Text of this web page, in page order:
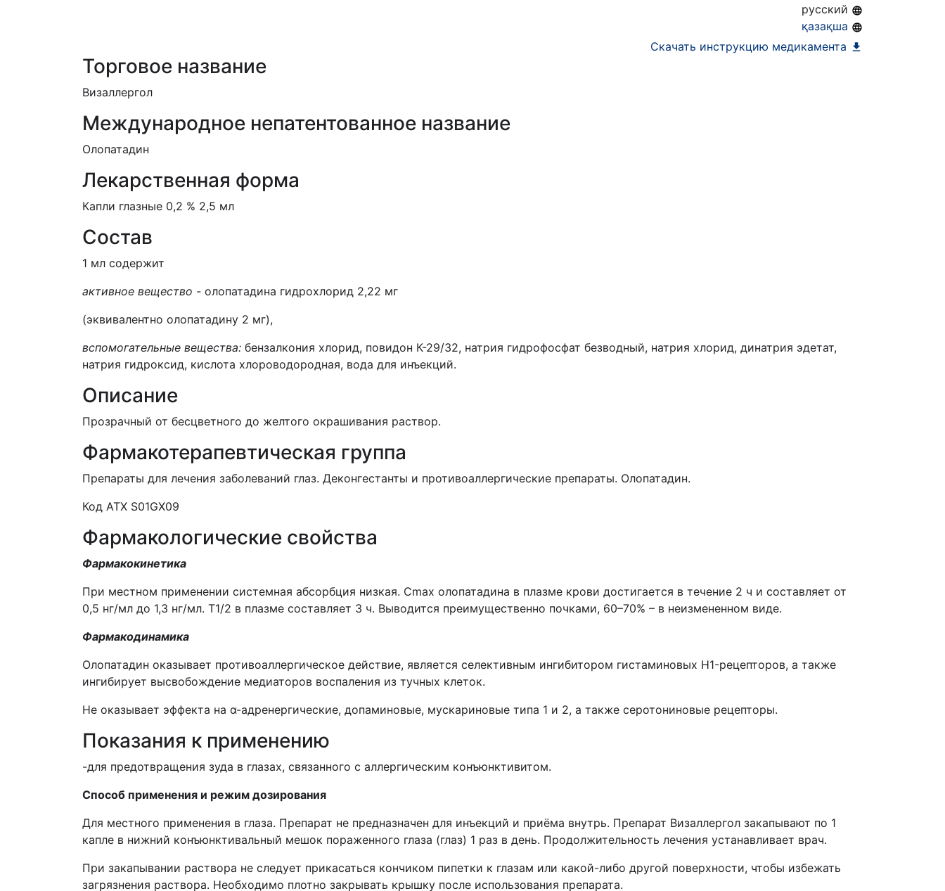
русский
қазақша
Скачать инструкцию медикамента
Торговое название
Визаллергол
Международное непатентованное название
Олопатадин
Лекарственная форма
Капли глазные 0,2 % 2,5 мл
Состав
1 мл содержит
активное вещество - олопатадина гидрохлорид 2,22 мг
(эквивалентно олопатадину 2 мг),
вспомогательные вещества: бензалкония хлорид, повидон К-29/32, натрия гидрофосфат безводный, натрия хлорид, динатрия эдетат,
натрия гидроксид, кислота хлороводородная, вода для инъекций.
Описание
Прозрачный от бесцветного до желтого окрашивания раствор.
Фармакотерапевтическая группа
Препараты для лечения заболеваний глаз. Деконгестанты и противоаллергические препараты. Олопатадин.
Код АТХ S01GX09
Фармакологические свойства
Фармакокинетика
При местном применении системная абсорбция низкая. Cmax олопатадина в плазме крови достигается в течение 2 ч и составляет от
0,5 нг/мл до 1,3 нг/мл. T1/2 в плазме составляет 3 ч. Выводится преимущественно почками, 60–70% – в неизмененном виде.
Фармакодинамика
Олопатадин оказывает противоаллергическое действие, является селективным ингибитором гистаминовых H1-рецепторов, а также
ингибирует высвобождение медиаторов воспаления из тучных клеток.
Не оказывает эффекта на α-адренергические, допаминовые, мускариновые типа 1 и 2, а также серотониновые рецепторы.
Показания к применению
-для предотвращения зуда в глазах, связанного с аллергическим конъюнктивитом.
Способ применения и режим дозирования
Для местного применения в глаза. Препарат не предназначен для инъекций и приёма внутрь. Препарат Визаллергол закапывают по 1
капле в нижний конъюнктивальный мешок пораженного глаза (глаз) 1 раз в день. Продолжительность лечения устанавливает врач.
При закапывании раствора не следует прикасаться кончиком пипетки к глазам или какой-либо другой поверхности, чтобы избежать
загрязнения раствора. Необходимо плотно закрывать крышку после использования препарата.